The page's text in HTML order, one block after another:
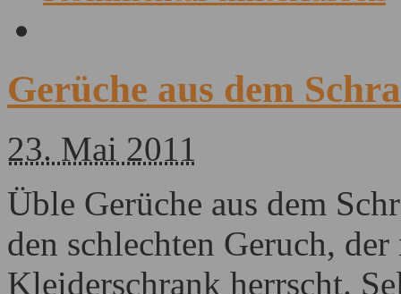
Gerüche aus dem
23. Mai 2011
Üble Gerüche aus dem
den schlechten Geruch,
Kleiderschrank herrscht.